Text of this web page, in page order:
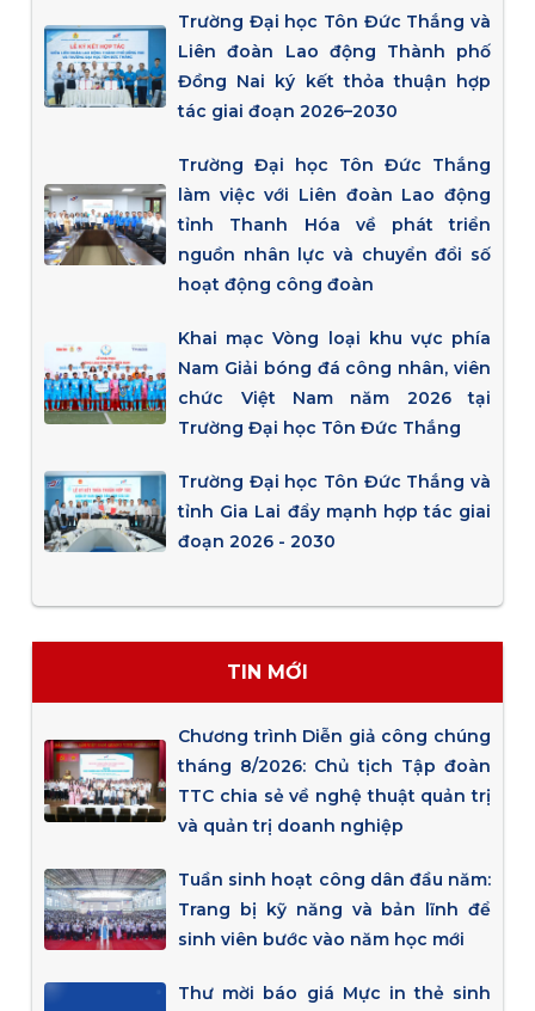
Trường Đại học Tôn Đức Thắng và
Liên đoàn Lao động Thành phố
Đồng Nai ký kết thỏa thuận hợp
tác giai đoạn 2026–2030
Trường Đại học Tôn Đức Thắng
làm việc với Liên đoàn Lao động
tỉnh Thanh Hóa về phát triển
nguồn nhân lực và chuyển đổi số
hoạt động công đoàn
Khai mạc Vòng loại khu vực phía
Nam Giải bóng đá công nhân, viên
chức Việt Nam năm 2026 tại
Trường Đại học Tôn Đức Thắng
Trường Đại học Tôn Đức Thắng và
tỉnh Gia Lai đẩy mạnh hợp tác giai
đoạn 2026 - 2030
TIN MỚI
Chương trình Diễn giả công chúng
tháng 8/2026: Chủ tịch Tập đoàn
TTC chia sẻ về nghệ thuật quản trị
và quản trị doanh nghiệp
Tuần sinh hoạt công dân đầu năm:
Trang bị kỹ năng và bản lĩnh để
sinh viên bước vào năm học mới
Thư mời báo giá Mực in thẻ sinh